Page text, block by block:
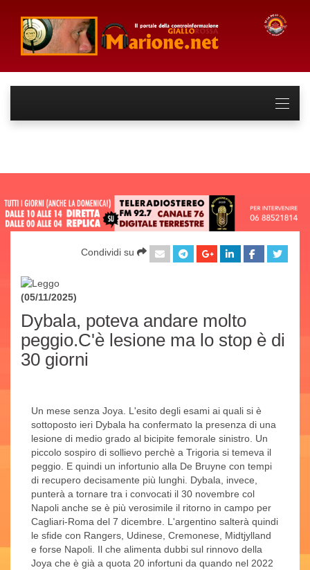
Condividi su
(05/11/2025)
Dybala, poteva andare molto
peggio.C'è lesione ma lo stop è di
30 giorni
Un mese senza Joya. L'esito degli esami ai quali si è
sottoposto ieri Dybala ha confermato la presenza di una
lesione di medio grado al bicipite femorale sinistro. Un
piccolo sospiro di sollievo perchè a Trigoria si temeva il
peggio. E quindi un infortunio alla De Bruyne con tempi
di recupero decisamente più lunghi. Dybala, invece,
punterà a tornare tra i convocati il 30 novembre col
Napoli anche se è più verosimile il ritorno in campo per
Cagliari-Roma del 7 dicembre. L'argentino salterà quindi
le sfide con Rangers, Udinese, Cremonese, Midtjylland
e forse Napoli. Il che alimenta dubbi sul rinnovo della
Joya che è già a quota 20 infortuni da quando nel 2022